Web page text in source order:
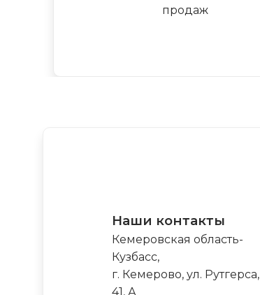
продаж
Наши контакты
Кемеровская область-
Кузбасс,
г. Кемерово, ул. Рутгерса,
41, А